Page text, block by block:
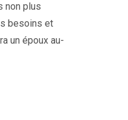
non plus
besoins et
un époux au-